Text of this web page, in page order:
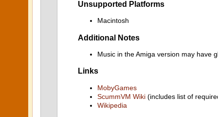
Unsupported Platforms
Macintosh
Additional Notes
Music in the Amiga version may have
Links
MobyGames
ScummVM Wiki (includes list of
Wikipedia